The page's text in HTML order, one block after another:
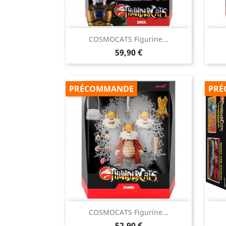
COSMOCATS Figurine...
Prix
59,90 €
Aperçu rapide
COSMOCATS Figurine...
PRÉCOMMANDE
Aperçu rapide